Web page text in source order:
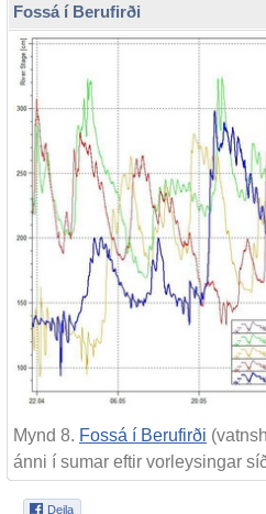
Fossá í Berufirði
Mynd 8. Fossá í Berufirði
ánni í sumar eftir vorleysingar